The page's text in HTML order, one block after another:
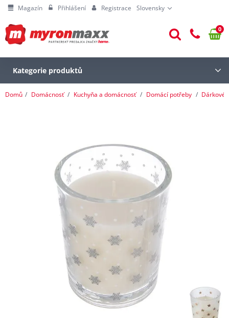
Magazín Přihlášení Registrace Slovensky
0
Kategorie produktů
Domů Domácnosť Kuchyňa a domácnosť Domácí potřeby Dárkové